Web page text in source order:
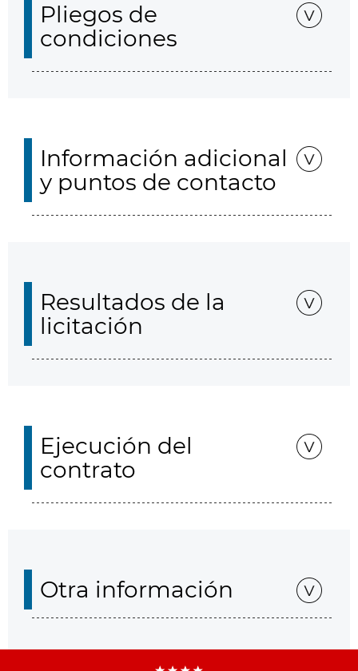
Pliegos de
condiciones
Información adicional
y puntos de contacto
Resultados de la
licitación
Ejecución del
contrato
Otra información